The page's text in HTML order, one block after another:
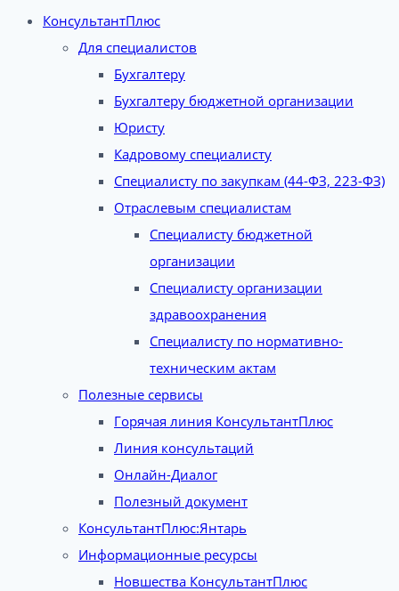
КонсультантПлюс
Для специалистов
Бухгалтеру
Бухгалтеру бюджетной организации
Юристу
Кадровому специалисту
Специалисту по закупкам (44-ФЗ, 223-ФЗ)
Отраслевым специалистам
Специалисту бюджетной
организации
Специалисту организации
здравоохранения
Специалисту по нормативно-
техническим актам
Полезные сервисы
Горячая линия КонсультантПлюс
Линия консультаций
Онлайн-Диалог
Полезный документ
КонсультантПлюс:Янтарь
Информационные ресурсы
Новшества КонсультантПлюс